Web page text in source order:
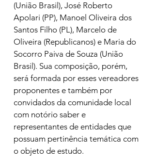
(União Brasil), José Roberto
Apolari (PP), Manoel Oliveira dos
Santos Filho (PL), Marcelo de
Oliveira (Republicanos) e Maria do
Socorro Paiva de Souza (União
Brasil). Sua composição, porém,
será formada por esses vereadores
proponentes e também por
convidados da comunidade local
com notório saber e
representantes de entidades que
possuam pertinência temática com
o objeto de estudo.